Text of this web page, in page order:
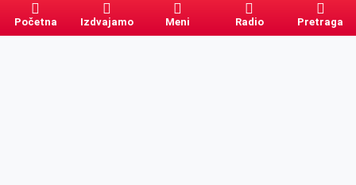
Početna Izdvajamo Meni Radio Pretraga